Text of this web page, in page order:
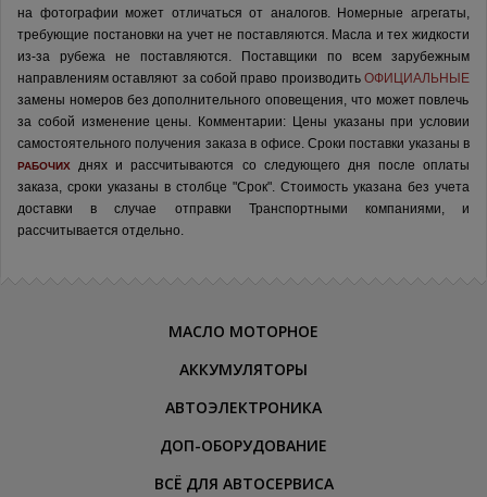
на фотографии может отличаться от аналогов. Номерные агрегаты,
требующие постановки на учет не поставляются. Масла и тех жидкости
из-за рубежа не поставляются.
Поставщики по всем зарубежным
направлениям оставляют за собой право производить ОФИЦИАЛЬНЫЕ
замены номеров без дополнительного оповещения, что может повлечь
за собой изменение цены. Комментарии: Цены указаны при условии
самостоятельного получения заказа в офисе. Сроки поставки указаны в
РАБОЧИХ
днях и рассчитываются со следующего дня после оплаты
заказа, сроки указаны в столбце "Срок". Стоимость указана без учета
доставки в случае отправки Транспортными компаниями, и
рассчитывается отдельно.
МАСЛО МОТОРНОЕ
АККУМУЛЯТОРЫ
АВТОЭЛЕКТРОНИКА
ДОП-ОБОРУДОВАНИЕ
ВСЁ ДЛЯ АВТОСЕРВИСА